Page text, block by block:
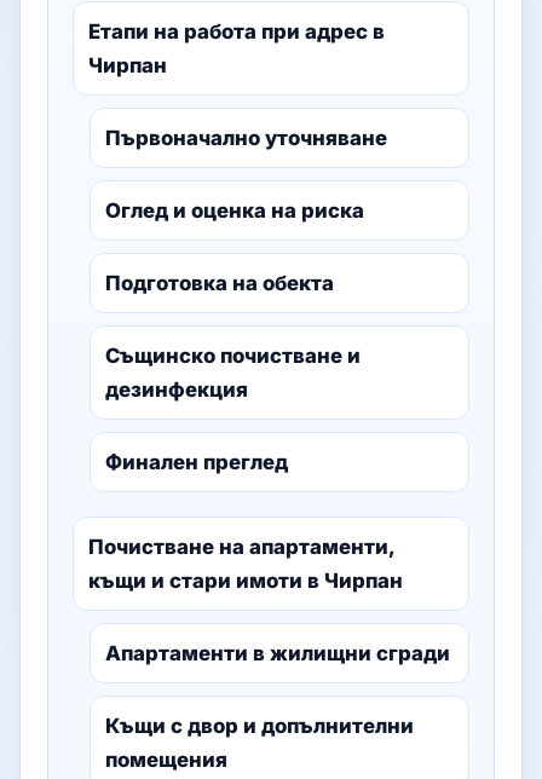
Етапи на работа при адрес в
Чирпан
Първоначално уточняване
Оглед и оценка на риска
Подготовка на обекта
Същинско почистване и
дезинфекция
Финален преглед
Почистване на апартаменти,
къщи и стари имоти в Чирпан
Апартаменти в жилищни сгради
Къщи с двор и допълнителни
помещения